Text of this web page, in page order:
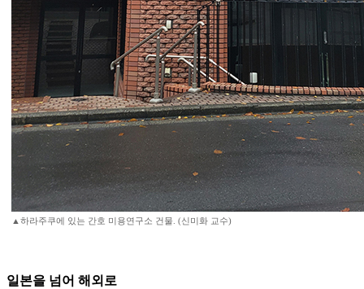
▲하라주쿠에 있는 간호 미용연구소 건물. (신미화 교수)
일본을 넘어 해외로